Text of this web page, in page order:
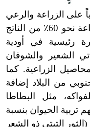
على الزراعة والرعي
نحو 60
٪ من الناتج
رئيسية في أودية
الشعير والشوفان
الزراعية. كما
من البلاد إضافة
مثل البطاطا
تربية الحيوان بنسبة
التبتي ذو الشعر